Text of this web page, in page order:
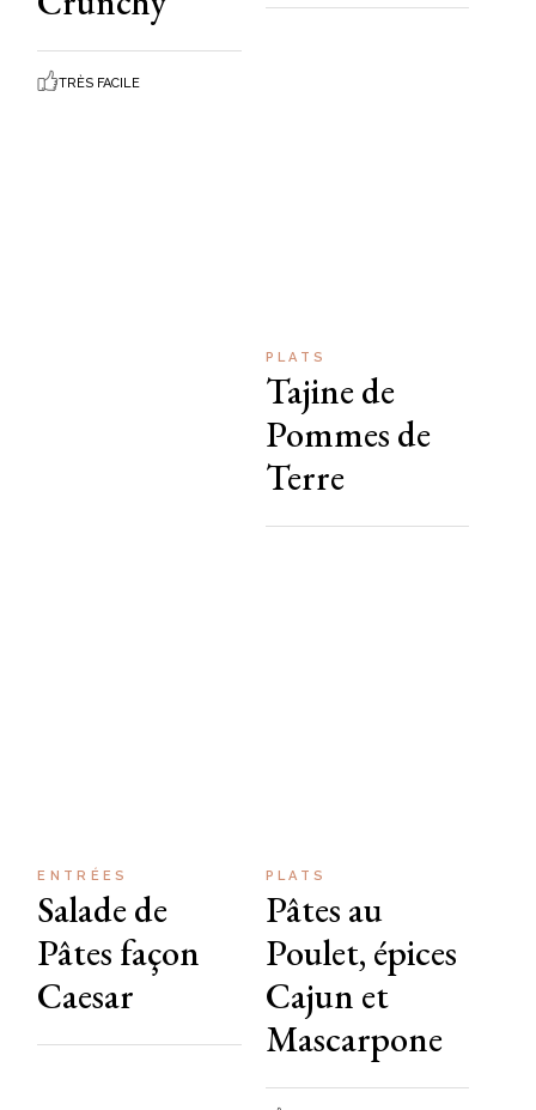
TRÈS FACILE
PLATS
Tajine de
Pommes de
Terre
ENTRÉES
Salade de
Pâtes façon
Caesar
PLATS
Pâtes au
Poulet, épices
Cajun et
Mascarpone